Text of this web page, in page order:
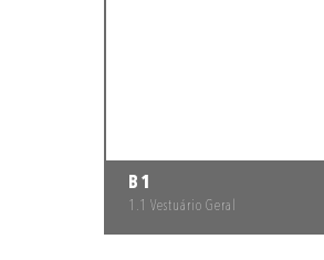
B1
1.1 Vestuário Geral